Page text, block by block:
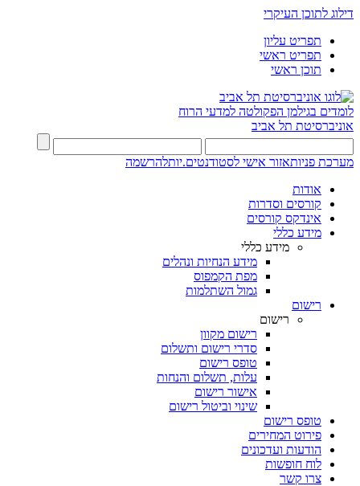
דילוג לתוכן העיקרי
תפריט עליון
תפריט ראשי
תוכן ראשי
לומדים בגילמן הפקולטה למדעי הרוח
אוניברסיטת תל אביב
מערכת פניותאזור אישי לסטודנטים.יותלהרשמה
אודות
קורסים וסדרות
אינדקס קורסים
מידע כללי
מידע כללי
מידע הנחיות ונהלים
מפת הקמפוס
גמול השתלמות
רישום
רישום
רישום מקוון
סדרי רישום ותשלום
טופס רישום
עלות, תשלום והנחות
אישור רישום
שינוי וביטול רישום
טופס רישום
פירוט המחירים
הודעות ועדכונים
לוח חופשות
צרו קשר